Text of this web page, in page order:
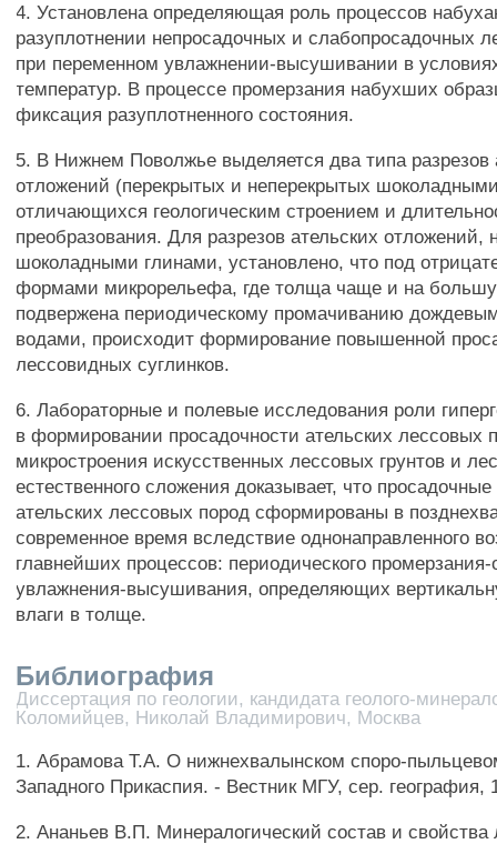
4. Установлена определяющая роль процессов
разуплотнении непросадочных и слабопросадочных
при переменном увлажнении-высушивании в
температур. В процессе промерзания набухших
фиксация разуплотненного состояния.
5. В Нижнем Поволжье выделяется два типа разрезов
отложений (перекрытых и неперекрытых
отличающихся геологическим строением и
преобразования. Для разрезов ательских отложений,
шоколадными глинами, установлено, что под
формами микрорельефа, где толща чаще и на
подвержена периодическому промачиванию
водами, происходит формирование повышенной
лессовидных суглинков.
6. Лабораторные и полевые исследования роли
в формировании просадочности ательских лессовых
микростроения искусственных лессовых грунтов и
естественного сложения доказывает, что
ательских лессовых пород сформированы в
современное время вследствие однонаправленного
главнейших процессов: периодического
увлажнения-высушивания, определяющих
влаги в толще.
Библиография
Диссертация по геологии, кандидата геолого-
Коломийцев, Николай Владимирович, Москва
1. Абрамова Т.А. О нижнехвалынском споро-
Западного Прикаспия. - Вестник МГУ, сер.
2. Ананьев В.П. Минералогический состав и свойства